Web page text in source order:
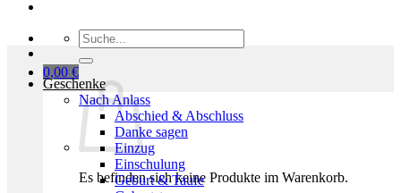
Suchen
nach:
0,00 €
Es befinden sich keine Produkte im Warenkorb.
Geschenke
Nach Anlass
Abschied & Abschluss
Danke sagen
Einzug
Einschulung
Geburt & Taufe